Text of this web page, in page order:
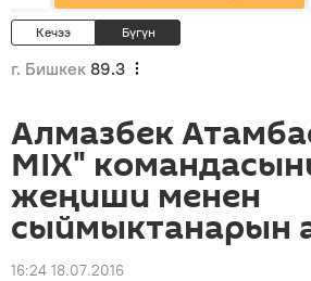
Кечээ Бүгүн
г. Бишкек 89.3
Алмазбек
MIX"
жеңиши менен
сыймыктанарын
16:24 18.07.2016